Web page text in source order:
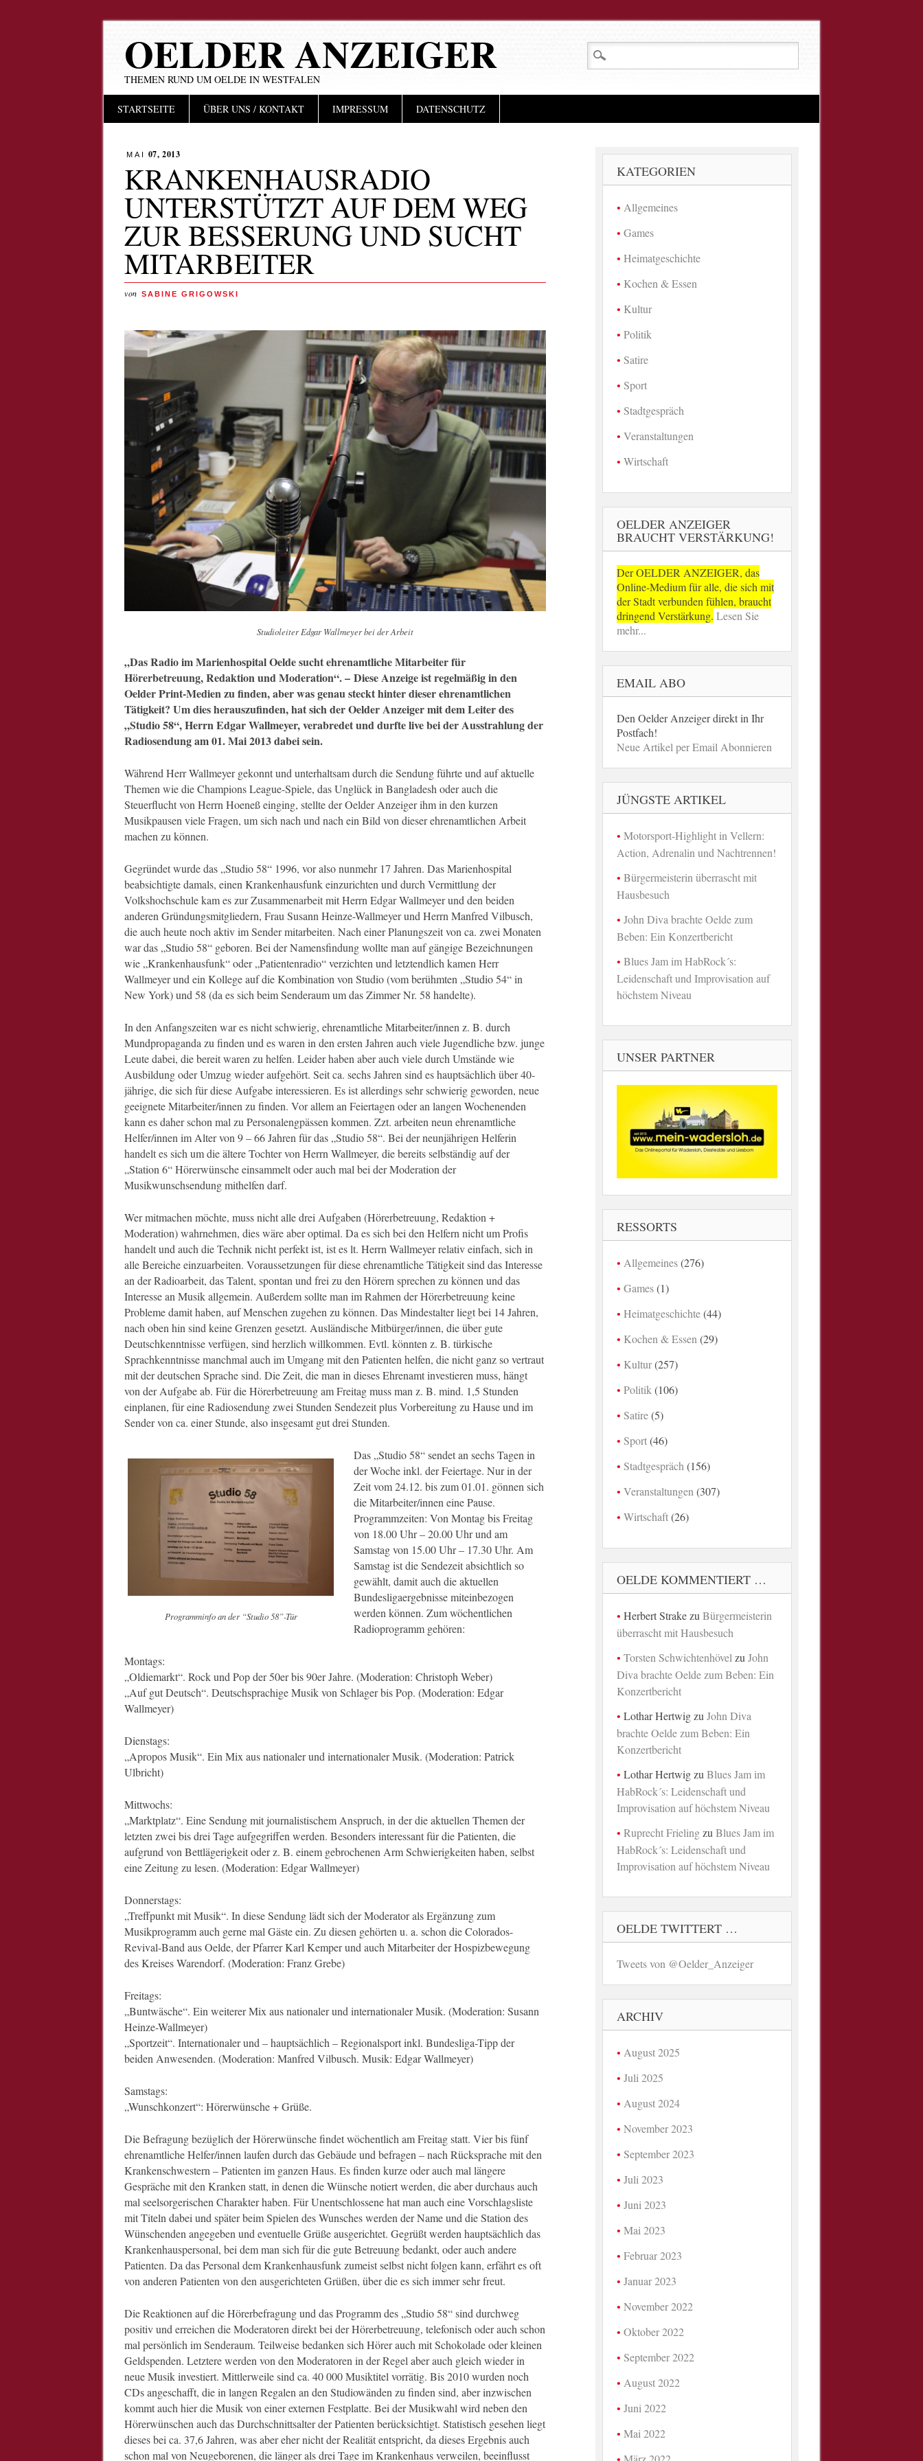
OELDER ANZEIGER
THEMEN RUND UM OELDE IN WESTFALEN
Hauptmenü
InhaltSTARTSEITE ÜBER UNS / KONTAKT IMPRESSUM DATENSCHUTZ
MAI 07, 2013
KRANKENHAUSRADIO
UNTERSTÜTZT AUF DEM WEG
ZUR BESSERUNG UND SUCHT
MITARBEITER
von SABINE GRIGOWSKI
Studioleiter Edgar Wallmeyer bei der Arbeit
„Das Radio im Marienhospital Oelde sucht ehrenamtliche Mitarbeiter für
Hörerbetreuung, Redaktion und Moderation“. – Diese Anzeige ist regelmäßig in den
Oelder Print-Medien zu finden, aber was genau steckt hinter dieser ehrenamtlichen
Tätigkeit? Um dies herauszufinden, hat sich der Oelder Anzeiger mit dem Leiter des
„Studio 58“, Herrn Edgar Wallmeyer, verabredet und durfte live bei der Ausstrahlung der
Radiosendung am 01. Mai 2013 dabei sein.
Während Herr Wallmeyer gekonnt und unterhaltsam durch die Sendung führte und auf aktuelle
Themen wie die Champions League-Spiele, das Unglück in Bangladesh oder auch die
Steuerflucht von Herrn Hoeneß einging, stellte der Oelder Anzeiger ihm in den kurzen
Musikpausen viele Fragen, um sich nach und nach ein Bild von dieser ehrenamtlichen Arbeit
machen zu können.
Gegründet wurde das „Studio 58“ 1996, vor also nunmehr 17 Jahren. Das Marienhospital
beabsichtigte damals, einen Krankenhausfunk einzurichten und durch Vermittlung der
Volkshochschule kam es zur Zusammenarbeit mit Herrn Edgar Wallmeyer und den beiden
anderen Gründungsmitgliedern, Frau Susann Heinze-Wallmeyer und Herrn Manfred Vilbusch,
die auch heute noch aktiv im Sender mitarbeiten. Nach einer Planungszeit von ca. zwei Monaten
war das „Studio 58“ geboren. Bei der Namensfindung wollte man auf gängige Bezeichnungen
wie „Krankenhausfunk“ oder „Patientenradio“ verzichten und letztendlich kamen Herr
Wallmeyer und ein Kollege auf die Kombination von Studio (vom berühmten „Studio 54“ in
New York) und 58 (da es sich beim Senderaum um das Zimmer Nr. 58 handelte).
In den Anfangszeiten war es nicht schwierig, ehrenamtliche Mitarbeiter/innen z. B. durch
Mundpropaganda zu finden und es waren in den ersten Jahren auch viele Jugendliche bzw. junge
Leute dabei, die bereit waren zu helfen. Leider haben aber auch viele durch Umstände wie
Ausbildung oder Umzug wieder aufgehört. Seit ca. sechs Jahren sind es hauptsächlich über 40-
jährige, die sich für diese Aufgabe interessieren. Es ist allerdings sehr schwierig geworden, neue
geeignete Mitarbeiter/innen zu finden. Vor allem an Feiertagen oder an langen Wochenenden
kann es daher schon mal zu Personalengpässen kommen. Zzt. arbeiten neun ehrenamtliche
Helfer/innen im Alter von 9 – 66 Jahren für das „Studio 58“. Bei der neunjährigen Helferin
handelt es sich um die ältere Tochter von Herrn Wallmeyer, die bereits selbständig auf der
„Station 6“ Hörerwünsche einsammelt oder auch mal bei der Moderation der
Musikwunschsendung mithelfen darf.
Wer mitmachen möchte, muss nicht alle drei Aufgaben (Hörerbetreuung, Redaktion +
Moderation) wahrnehmen, dies wäre aber optimal. Da es sich bei den Helfern nicht um Profis
handelt und auch die Technik nicht perfekt ist, ist es lt. Herrn Wallmeyer relativ einfach, sich in
alle Bereiche einzuarbeiten. Voraussetzungen für diese ehrenamtliche Tätigkeit sind das Interesse
an der Radioarbeit, das Talent, spontan und frei zu den Hörern sprechen zu können und das
Interesse an Musik allgemein. Außerdem sollte man im Rahmen der Hörerbetreuung keine
Probleme damit haben, auf Menschen zugehen zu können. Das Mindestalter liegt bei 14 Jahren,
nach oben hin sind keine Grenzen gesetzt. Ausländische Mitbürger/innen, die über gute
Deutschkenntnisse verfügen, sind herzlich willkommen. Evtl. könnten z. B. türkische
Sprachkenntnisse manchmal auch im Umgang mit den Patienten helfen, die nicht ganz so vertraut
mit der deutschen Sprache sind. Die Zeit, die man in dieses Ehrenamt investieren muss, hängt
von der Aufgabe ab. Für die Hörerbetreuung am Freitag muss man z. B. mind. 1,5 Stunden
einplanen, für eine Radiosendung zwei Stunden Sendezeit plus Vorbereitung zu Hause und im
Sender von ca. einer Stunde, also insgesamt gut drei Stunden.
Programminfo an der “Studio 58”-Tür
Das „Studio 58“ sendet an sechs Tagen in
der Woche inkl. der Feiertage. Nur in der
Zeit vom 24.12. bis zum 01.01. gönnen sich
die Mitarbeiter/innen eine Pause.
Programmzeiten: Von Montag bis Freitag
von 18.00 Uhr – 20.00 Uhr und am
Samstag von 15.00 Uhr – 17.30 Uhr. Am
Samstag ist die Sendezeit absichtlich so
gewählt, damit auch die aktuellen
Bundesligaergebnisse miteinbezogen
werden können. Zum wöchentlichen
Radioprogramm gehören:
Montags:
„Oldiemarkt“. Rock und Pop der 50er bis 90er Jahre. (Moderation: Christoph Weber)
„Auf gut Deutsch“. Deutschsprachige Musik von Schlager bis Pop. (Moderation: Edgar
Wallmeyer)
Dienstags:
„Apropos Musik“. Ein Mix aus nationaler und internationaler Musik. (Moderation: Patrick
Ulbricht)
Mittwochs:
„Marktplatz“. Eine Sendung mit journalistischem Anspruch, in der die aktuellen Themen der
letzten zwei bis drei Tage aufgegriffen werden. Besonders interessant für die Patienten, die
aufgrund von Bettlägerigkeit oder z. B. einem gebrochenen Arm Schwierigkeiten haben, selbst
eine Zeitung zu lesen. (Moderation: Edgar Wallmeyer)
Donnerstags:
„Treffpunkt mit Musik“. In diese Sendung lädt sich der Moderator als Ergänzung zum
Musikprogramm auch gerne mal Gäste ein. Zu diesen gehörten u. a. schon die Colorados-
Revival-Band aus Oelde, der Pfarrer Karl Kemper und auch Mitarbeiter der Hospizbewegung
des Kreises Warendorf. (Moderation: Franz Grebe)
Freitags:
„Buntwäsche“. Ein weiterer Mix aus nationaler und internationaler Musik. (Moderation: Susann
Heinze-Wallmeyer)
„Sportzeit“. Internationaler und – hauptsächlich – Regionalsport inkl. Bundesliga-Tipp der
beiden Anwesenden. (Moderation: Manfred Vilbusch. Musik: Edgar Wallmeyer)
Samstags:
„Wunschkonzert“: Hörerwünsche + Grüße.
Die Befragung bezüglich der Hörerwünsche findet wöchentlich am Freitag statt. Vier bis fünf
ehrenamtliche Helfer/innen laufen durch das Gebäude und befragen – nach Rücksprache mit den
Krankenschwestern – Patienten im ganzen Haus. Es finden kurze oder auch mal längere
Gespräche mit den Kranken statt, in denen die Wünsche notiert werden, die aber durchaus auch
mal seelsorgerischen Charakter haben. Für Unentschlossene hat man auch eine Vorschlagsliste
mit Titeln dabei und später beim Spielen des Wunsches werden der Name und die Station des
Wünschenden angegeben und eventuelle Grüße ausgerichtet. Gegrüßt werden hauptsächlich das
Krankenhauspersonal, bei dem man sich für die gute Betreuung bedankt, oder auch andere
Patienten. Da das Personal dem Krankenhausfunk zumeist selbst nicht folgen kann, erfährt es oft
von anderen Patienten von den ausgerichteten Grüßen, über die es sich immer sehr freut.
Die Reaktionen auf die Hörerbefragung und das Programm des „Studio 58“ sind durchweg
positiv und erreichen die Moderatoren direkt bei der Hörerbetreuung, telefonisch oder auch schon
mal persönlich im Senderaum. Teilweise bedanken sich Hörer auch mit Schokolade oder kleinen
Geldspenden. Letztere werden von den Moderatoren in der Regel aber auch gleich wieder in
neue Musik investiert. Mittlerweile sind ca. 40 000 Musiktitel vorrätig. Bis 2010 wurden noch
CDs angeschafft, die in langen Regalen an den Studiowänden zu finden sind, aber inzwischen
kommt auch hier die Musik von einer externen Festplatte. Bei der Musikwahl wird neben den
Hörerwünschen auch das Durchschnittsalter der Patienten berücksichtigt. Statistisch gesehen liegt
dieses bei ca. 37,6 Jahren, was aber eher nicht der Realität entspricht, da dieses Ergebnis auch
schon mal von Neugeborenen, die länger als drei Tage im Krankenhaus verweilen, beeinflusst
KATEGORIEN
Allgemeines
Games
Heimatgeschichte
Kochen & Essen
Kultur
Politik
Satire
Sport
Stadtgespräch
Veranstaltungen
Wirtschaft
OELDER ANZEIGER
BRAUCHT VERSTÄRKUNG!
Der OELDER ANZEIGER, das
Online-Medium für alle, die sich mit
der Stadt verbunden fühlen, braucht
dringend Verstärkung. Lesen Sie
mehr...
EMAIL ABO
Den Oelder Anzeiger direkt in Ihr
Postfach!
Neue Artikel per Email Abonnieren
JÜNGSTE ARTIKEL
Motorsport-Highlight in Vellern:
Action, Adrenalin und Nachtrennen!
Bürgermeisterin überrascht mit
Hausbesuch
John Diva brachte Oelde zum
Beben: Ein Konzertbericht
Blues Jam im HabRock´s:
Leidenschaft und Improvisation auf
höchstem Niveau
UNSER PARTNER
RESSORTS
Allgemeines(276)
Games(1)
Heimatgeschichte(44)
Kochen & Essen (29)
Kultur(257)
Politik (106)
Satire(5)
Sport(46)
Stadtgespräch (156)
Veranstaltungen (307)
Wirtschaft(26)
OELDE KOMMENTIERT …
Herbert Strakezu Bürgermeisterin
überrascht mit Hausbesuch
Torsten Schwichtenhövel zu John
Diva brachte Oelde zum Beben: Ein
Konzertbericht
Lothar Hertwigzu John Diva
brachte Oelde zum Beben: Ein
Konzertbericht
Lothar Hertwigzu Blues Jam im
HabRock´s: Leidenschaft und
Improvisation auf höchstem Niveau
Ruprecht Frielingzu Blues Jam im
HabRock´s: Leidenschaft und
Improvisation auf höchstem Niveau
OELDE TWITTERT …
Tweets von @Oelder_Anzeiger
ARCHIV
August 2025
Juli 2025
August 2024
November 2023
September 2023
Juli 2023
Juni 2023
Mai 2023
Februar 2023
Januar 2023
November 2022
Oktober 2022
September 2022
August 2022
Juni 2022
Mai 2022